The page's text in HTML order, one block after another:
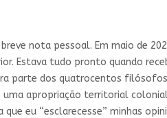
nota pessoal. Em maio de
Estava tudo pronto quando
parte dos quatrocentos
uma apropriação territorial
que eu “esclarecesse” minhas